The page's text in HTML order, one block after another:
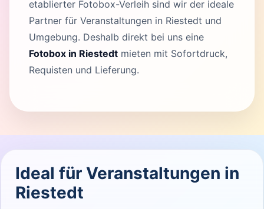
etablierter Fotobox-Verleih sind wir der ideale
Partner für Veranstaltungen in Riestedt und
Umgebung. Deshalb direkt bei uns eine
Fotobox in Riestedt mieten mit Sofortdruck,
Requisten und Lieferung.
Ideal für Veranstaltungen in
Riestedt